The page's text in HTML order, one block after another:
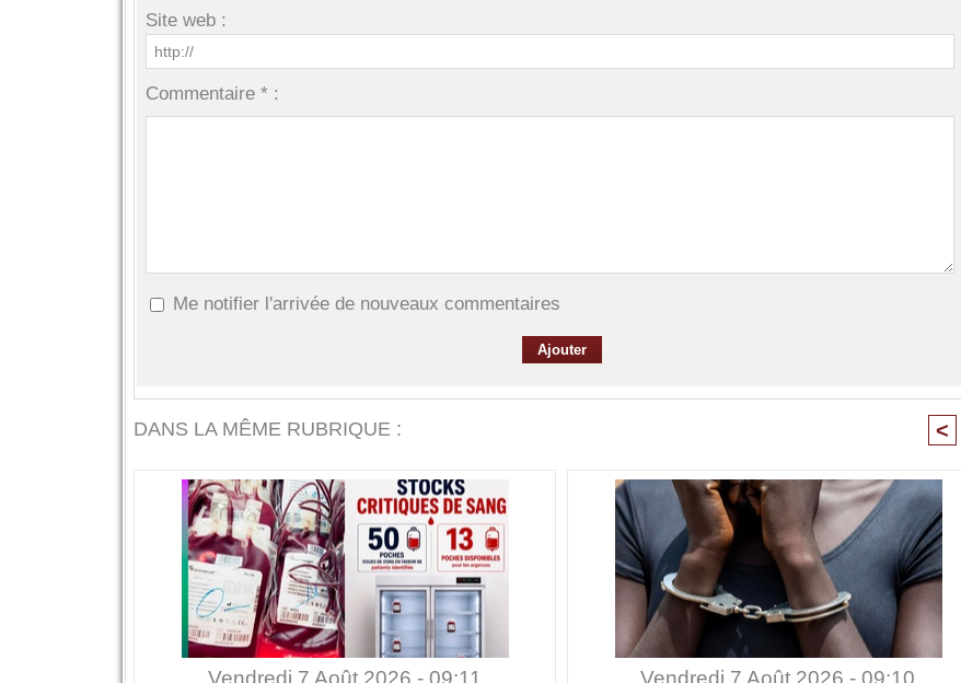
Site web :
Commentaire * :
Me notifier l'arrivée de nouveaux commentaires
DANS LA MÊME RUBRIQUE : <
Vendredi 7 Août 2026 - 09:11 Vendredi 7 Août 2026 - 09:10